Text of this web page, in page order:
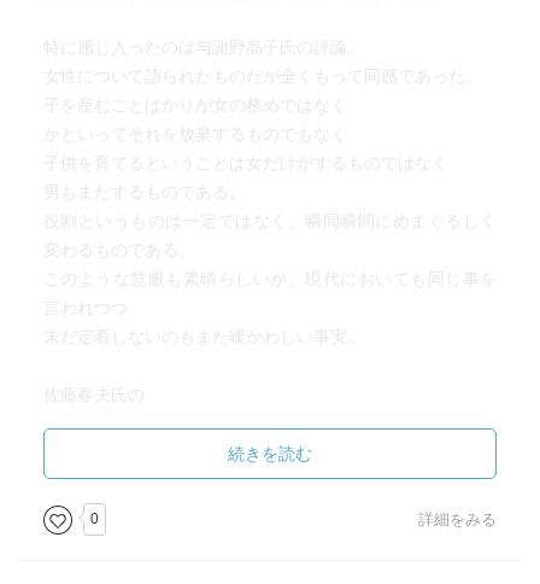
特に感じ入ったのは与謝野晶子氏の評論。
女性について語られたものだが全くもって同感であった。
子を産むことばかりが女の務めではなく
かといってそれを放棄するものでもなく
子供を育てるということは女だけがするものではなく
男もまたするものである。
役割というものは一定ではなく、瞬間瞬間にめまぐるしく
変わるものである。
このような慧眼も素晴らしいが、現代においても同じ事を
言われつつ
未だ定着しないのもまた嘆かわしい事実。
佐藤春夫氏の
導するものでもなく、結局批評家彼自身を披瀝するもので
はなかろうか。
というところにも非常に共感した。
続きを読む
0 詳細をみる